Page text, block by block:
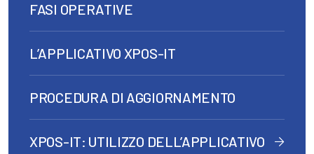
FASI OPERATIVE
L’APPLICATIVO XPOS-IT
PROCEDURA DI AGGIORNAMENTO
XPOS-IT: UTILIZZO DELL’APPLICATIVO